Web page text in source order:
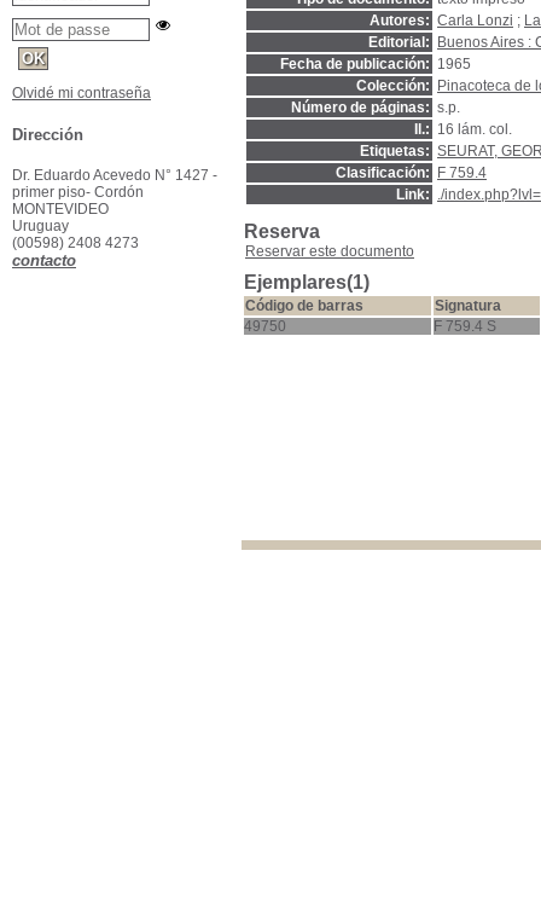
Autores: Carla Lonzi ;
Editorial:
Buenos Aires :
Fecha de publicación: 1965
Colección:
Pinacoteca de
Número de páginas: s.p.
Il.: 16 lám. col.
Etiquetas: SEURAT,
Clasificación:
F 759.4
Link: ./
Reserva
Reservar este documento
Ejemplares(1)
Código de barras
Signatura
49750
F 759.4 S
Olvidé mi contraseña
Dirección
Dr. Eduardo Acevedo N° 1427 -
primer piso- Cordón
MONTEVIDEO
Uruguay
(00598) 2408 4273
contacto